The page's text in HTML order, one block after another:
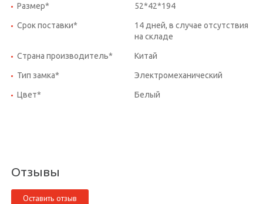
Размер* 52*42*194
Срок поставки*
14 дней, в случае отсутствия
на складе
Страна производитель* Китай
Тип замка* Электромеханический
Цвет* Белый
Отзывы
Оставить отзыв